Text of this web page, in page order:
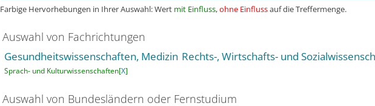
Farbige Hervorhebungen in Ihrer Auswahl: Wert mit Einfluss,ohne Einflussauf die Treffermenge.
Auswahl von Fachrichtungen
Gesundheitswissenschaften, Medizin Rechts-, Wirtschafts- und
Sprach- und Kulturwissenschaften[X]
Auswahl von Bundesländern oder Fernstudium